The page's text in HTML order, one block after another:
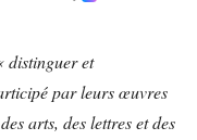
distinguer et
par leurs œuvres
arts, des lettres et des